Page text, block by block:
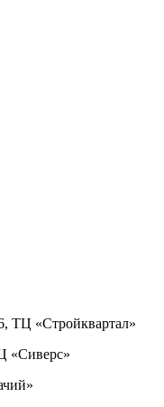
ТЦ «Стройквартал»
«Сиверс»